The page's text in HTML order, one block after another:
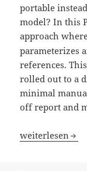
portable
model? In this
approach
parameterizes
references.
rolled out to a
minimal
off report and
Portable Power
weiterlesen